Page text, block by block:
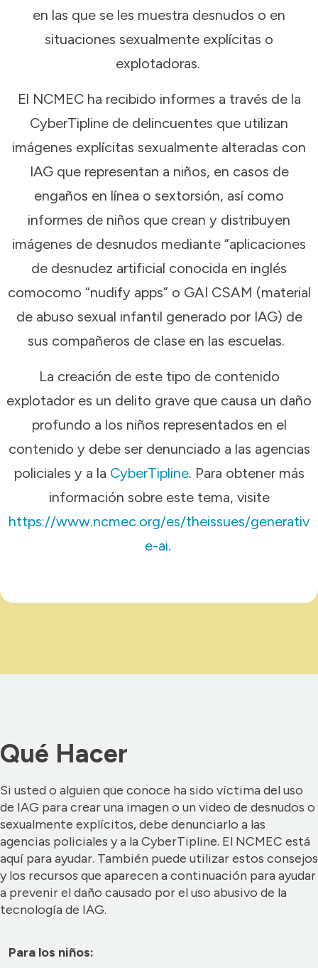
en las que se les muestra desnudos o en
situaciones sexualmente explícitas o
explotadoras.
El NCMEC ha recibido informes a través de la
CyberTipline de delincuentes que utilizan
imágenes explícitas sexualmente alteradas con
IAG que representan a niños, en casos de
engaños en línea o sextorsión, así como
informes de niños que crean y distribuyen
imágenes de desnudos mediante “aplicaciones
de desnudez artificial conocida en inglés
comocomo “nudify apps” o GAI CSAM (material
de abuso sexual infantil generado por IAG) de
sus compañeros de clase en las escuelas.
La creación de este tipo de contenido
explotador es un delito grave que causa un daño
profundo a los niños representados en el
contenido y debe ser denunciado a las agencias
policiales y a la CyberTipline. Para obtener más
información sobre este tema, visite
https://www.ncmec.org/es/theissues/generativ
e-ai.
Qué Hacer
Si usted o alguien que conoce ha sido víctima del uso
de IAG para crear una imagen o un video de desnudos o
sexualmente explícitos, debe denunciarlo a las
agencias policiales y a la CyberTipline. El NCMEC está
aquí para ayudar. También puede utilizar estos consejos
y los recursos que aparecen a continuación para ayudar
a prevenir el daño causado por el uso abusivo de la
tecnología de IAG.
Para los niños: